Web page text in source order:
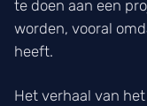
te doen aan een
worden, vooral
heeft.
Het verhaal van